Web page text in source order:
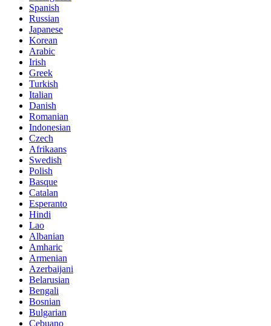
Spanish
Russian
Japanese
Korean
Arabic
Irish
Greek
Turkish
Italian
Danish
Romanian
Indonesian
Czech
Afrikaans
Swedish
Polish
Basque
Catalan
Esperanto
Hindi
Lao
Albanian
Amharic
Armenian
Azerbaijani
Belarusian
Bengali
Bosnian
Bulgarian
Cebuano